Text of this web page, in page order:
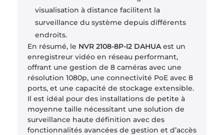
visualisation à distance facilitent la
surveillance du système depuis différents
endroits.
En résumé, le NVR 2108-8P-I2 DAHUAest un
enregistreur vidéo en réseau performant,
offrant une gestion de 8 caméras avec une
résolution 1080p, une connectivité PoE avec 8
ports, et une capacité de stockage extensible.
Il est idéal pour des installations de petite à
moyenne taille nécessitant une solution de
surveillance haute définition avec des
fonctionnalités avancées de gestion et d’accès